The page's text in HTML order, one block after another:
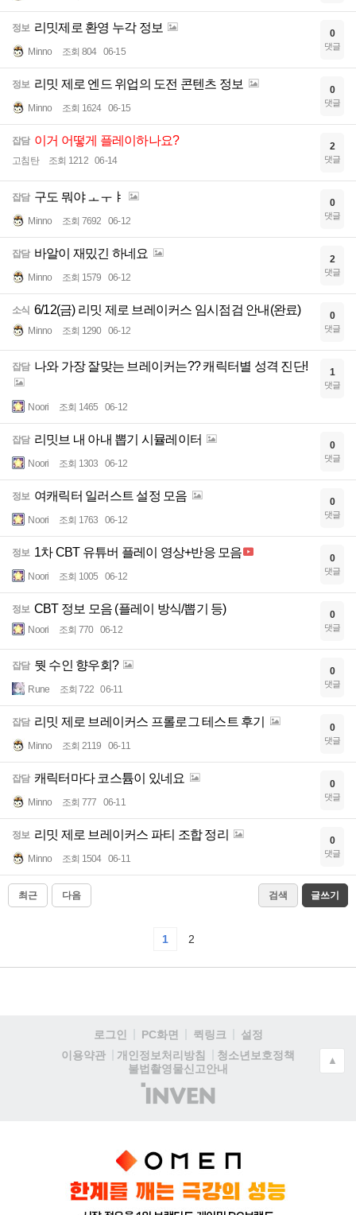
정보 리밋제로 환영 누각 정보
Minno 조회 804 06-15
0
댓글
정보 리밋 제로 엔드 위업의 도전 콘텐츠 정보
Minno 조회 1624 06-15
0
댓글
잡담 이거 어떻게 플레이하나요?
고침탄 조회 1212 06-14
2
댓글
잡담 구도 뭐야 ㅗㅜㅑ
Minno 조회 7692 06-12
0
댓글
잡담 바알이 재밌긴 하네요
Minno 조회 1579 06-12
2
댓글
소식 6/12(금) 리밋 제로 브레이커스 임시점검 안내(완료)
Minno 조회 1290 06-12
0
댓글
잡담 나와 가장 잘맞는 브레이커는?? 캐릭터별 성격 진단!
Noori 조회 1465 06-12
1
댓글
잡담 리밋브 내 아내 뽑기 시뮬레이터
Noori 조회 1303 06-12
0
댓글
정보 여캐릭터 일러스트 설정 모음
Noori 조회 1763 06-12
0
댓글
정보 1차 CBT 유튜버 플레이 영상+반응 모음
Noori 조회 1005 06-12
0
댓글
정보 CBT 정보 모음 (플레이 방식/뽑기 등)
Noori 조회 770 06-12
0
댓글
잡담 뭣 수인 향우회?
Rune 조회 722 06-11
0
댓글
잡담 리밋 제로 브레이커스 프롤로그 테스트 후기
Minno 조회 2119 06-11
0
댓글
잡담 캐릭터마다 코스튬이 있네요
Minno 조회 777 06-11
0
댓글
정보 리밋 제로 브레이커스 파티 조합 정리
Minno 조회 1504 06-11
0
댓글
최근 다음 검색 글쓰기
1 2
로그인 PC화면 퀵링크
설정
이용약관
개인정보처리방침
청소년보호정책
불법촬영물신고안내
(주)
인
▲